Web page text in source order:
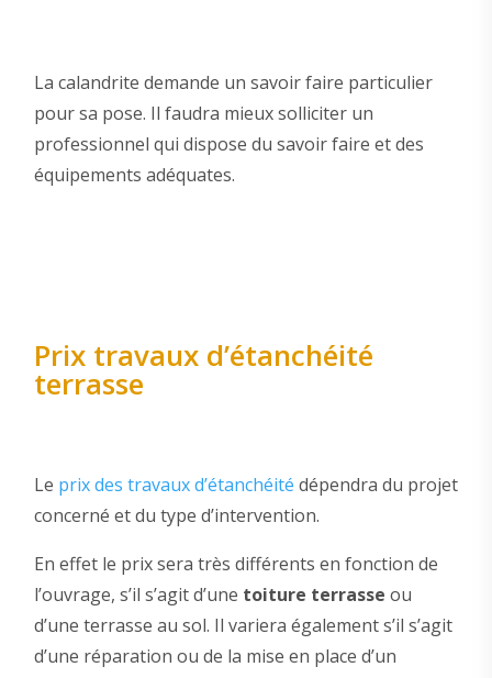
La calandrite demande un savoir faire particulier
pour sa pose. Il faudra mieux solliciter un
professionnel qui dispose du savoir faire et des
équipements adéquates.
Prix travaux d’étanchéité
terrasse
Le prix des travaux d’étanchéité dépendra du projet
concerné et du type d’intervention.
En effet le prix sera très différents en fonction de
l’ouvrage, s’il s’agit d’une toiture terrasse ou
d’une terrasse au sol. Il variera également s’il s’agit
d’une réparation ou de la mise en place d’un